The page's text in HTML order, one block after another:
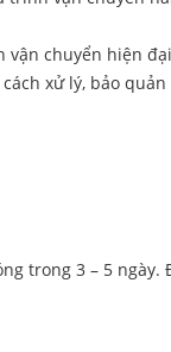
vận chuyển hiện
xử lý, bảo
trong 3 – 5